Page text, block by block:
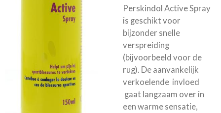
Perskindol Active Spray
is geschikt voor
bijzonder snelle
verspreiding
(bijvoorbeeld voor de
rug). De aanvankelijk
verkoelende invloed
gaat langzaam over in
een warme sensatie,